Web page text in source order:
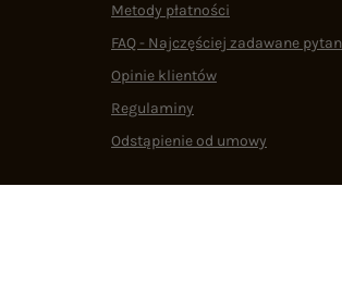
Metody płatności
FAQ - Najczęściej zadawane
Opinie klientów
Regulaminy
Odstąpienie od umowy